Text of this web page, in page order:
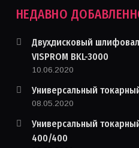
НЕДАВНО
Двухдисковый
VISPROM BKL-3000
10.06.2020
Универсальный
08.05.2020
Универсальный
400/400